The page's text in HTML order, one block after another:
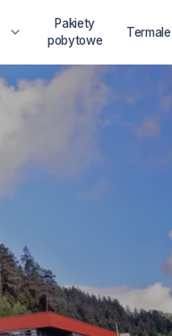
Pakiety
pobytowe
Termale